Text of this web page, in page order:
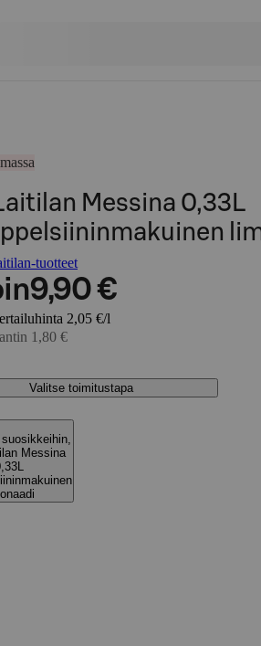
Messina 0,33L
tuotteet
9,90 €
2,05 €/l
1,80 €
Valitse toimitustapa
suosikkeihin,
Messina